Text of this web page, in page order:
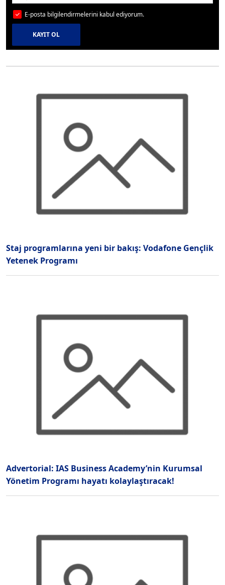
E-posta bilgilendirmelerini kabul ediyorum.
KAYIT OL
Staj programlarına yeni bir bakış: Vodafone Gençlik
Yetenek Programı
Advertorial: IAS Business Academy’nin Kurumsal
Yönetim Programı hayatı kolaylaştıracak!